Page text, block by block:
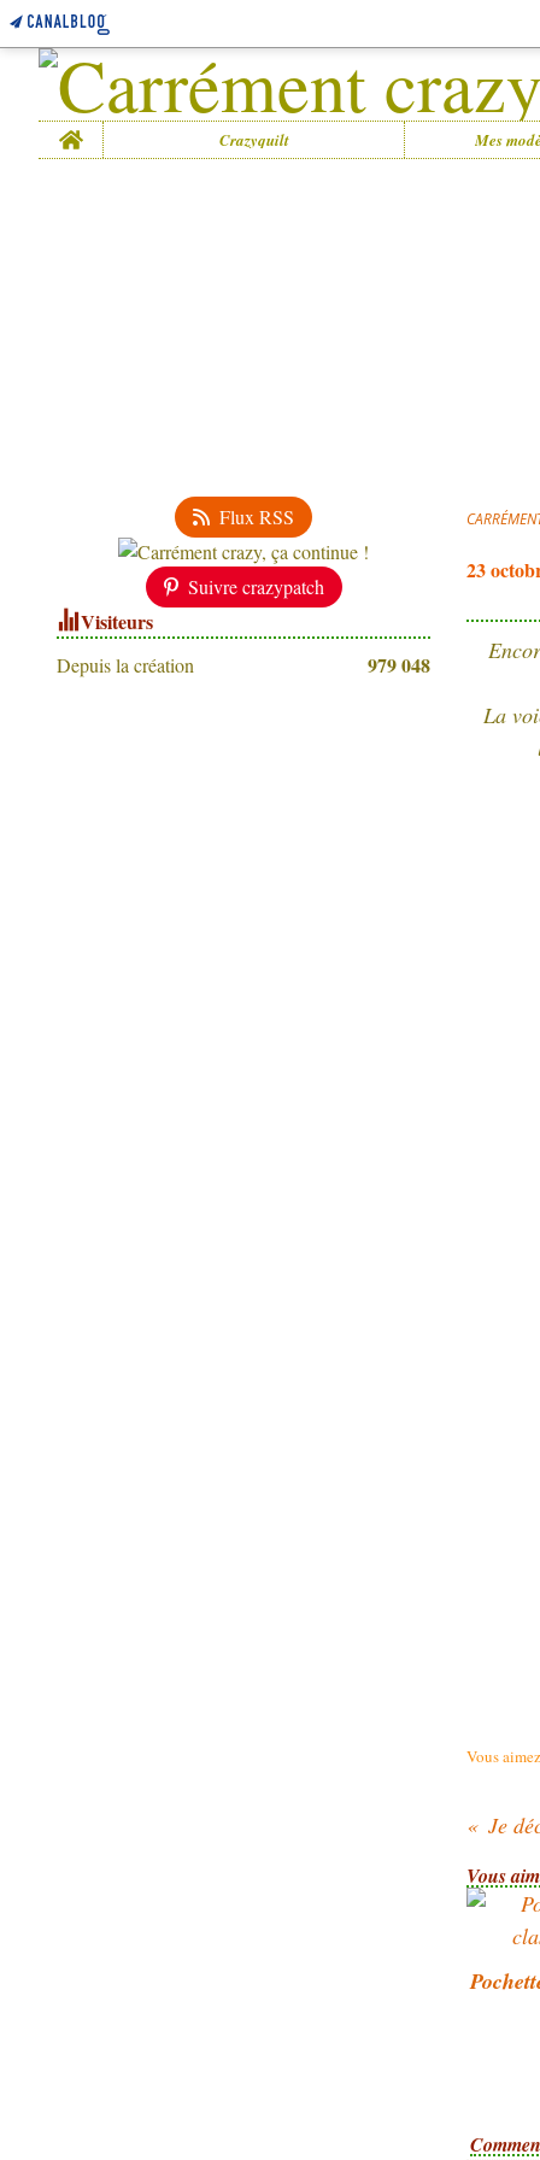
Home Crazyquilt Mes
Flux RSS
Suivre crazypatch
Visiteurs
Depuis la création 979 048
23
La
Vous
Vous